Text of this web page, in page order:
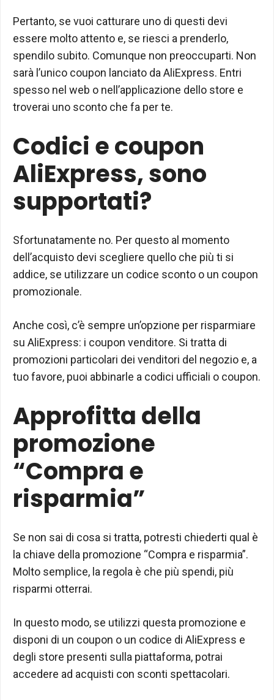
Pertanto, se vuoi catturare uno di questi devi
essere molto attento e, se riesci a prenderlo,
spendilo subito. Comunque non preoccuparti. Non
sarà l’unico coupon lanciato da AliExpress. Entri
spesso nel web o nell’applicazione dello store e
troverai uno sconto che fa per te.
Codici e coupon
AliExpress, sono
supportati?
Sfortunatamente no. Per questo al momento
dell’acquisto devi scegliere quello che più ti si
addice, se utilizzare un codice sconto o un coupon
promozionale.
Anche così, c’è sempre un’opzione per risparmiare
su AliExpress: i coupon venditore. Si tratta di
promozioni particolari dei venditori del negozio e, a
tuo favore, puoi abbinarle a codici ufficiali o coupon.
Approfitta della
promozione
“Compra e
risparmia”
Se non sai di cosa si tratta, potresti chiederti qual è
la chiave della promozione “Compra e risparmia”.
Molto semplice, la regola è che più spendi, più
risparmi otterrai.
In questo modo, se utilizzi questa promozione e
disponi di un coupon o un codice di AliExpress e
degli store presenti sulla piattaforma, potrai
accedere ad acquisti con sconti spettacolari.